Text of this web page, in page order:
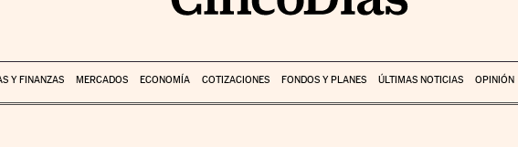
Y FINANZAS MERCADOS ECONOMÍA COTIZACIONES FONDOS Y PLANES ÚLTIMAS NOTICIAS OPINIÓN